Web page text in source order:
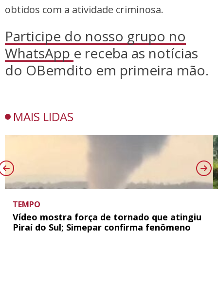
obtidos com a atividade criminosa.
Participe do nosso grupo no
WhatsApp e receba as notícias
do OBemdito em primeira mão.
MAIS LIDAS
TEMPO
Vídeo mostra força de tornado que atingiu
Piraí do Sul; Simepar confirma fenômeno